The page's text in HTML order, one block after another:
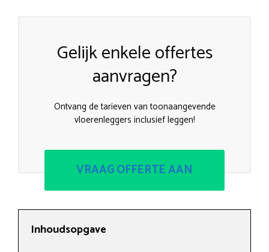
Gelijk enkele offertes
aanvragen?
Ontvang de tarieven van toonaangevende
vloerenleggers inclusief leggen!
VRAAG OFFERTE AAN
Inhoudsopgave